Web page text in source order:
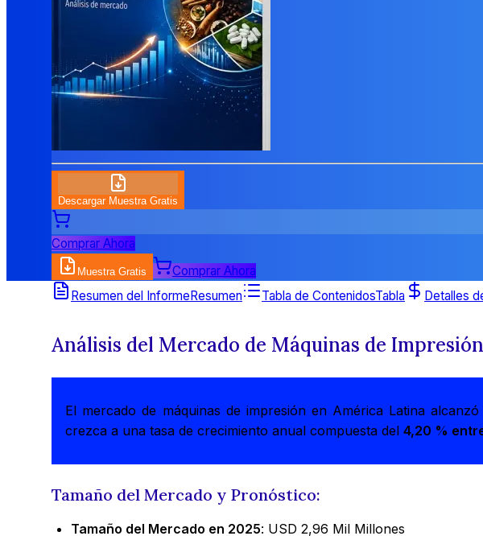
Descargar Muestra Gratis
Comprar Ahora
Muestra Gratis
Comprar Ahora
Resumen del InformeResumen Tabla de ContenidosTabla Detalles
Análisis del Mercado de Máquinas de
El mercado de máquinas de impresión en América Latina
crezca a una tasa de crecimiento anual compuesta del4,20 %
Tamaño del Mercado y Pronóstico:
Tamaño del Mercado en 2025: USD 2,96 Mil Millones